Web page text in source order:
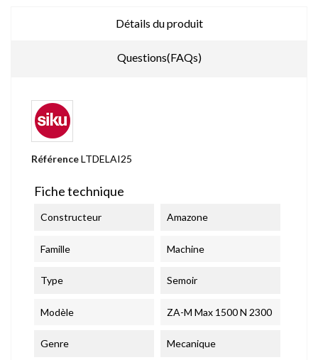
Détails du produit
Questions(FAQs)
RéférenceLTDELAI25
Fiche technique
Constructeur Amazone
Famille Machine
Type Semoir
Modèle ZA-M Max 1500 N 2300
Genre Mecanique